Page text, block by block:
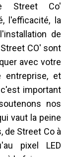
Street Co'
l'efficacité, la
de
CO' sont
avec votre
entreprise, et
important
nos
vaut la peine
de Street Co à
pixel LED